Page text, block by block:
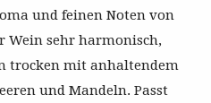
und feinen Noten von
Wein sehr harmonisch,
trocken mit anhaltendem
und Mandeln. Passt